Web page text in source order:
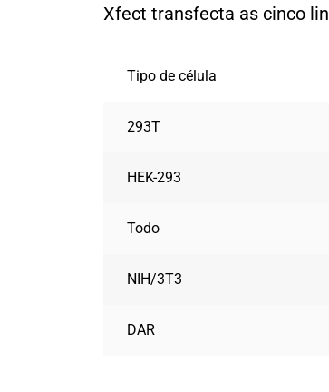
Xfect transfecta as cinco
Tipo de célula
293T
HEK-293
Todo
NIH/3T3
DAR